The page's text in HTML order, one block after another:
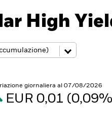
High
giornaliera al 07/08/2026
EUR 0,01